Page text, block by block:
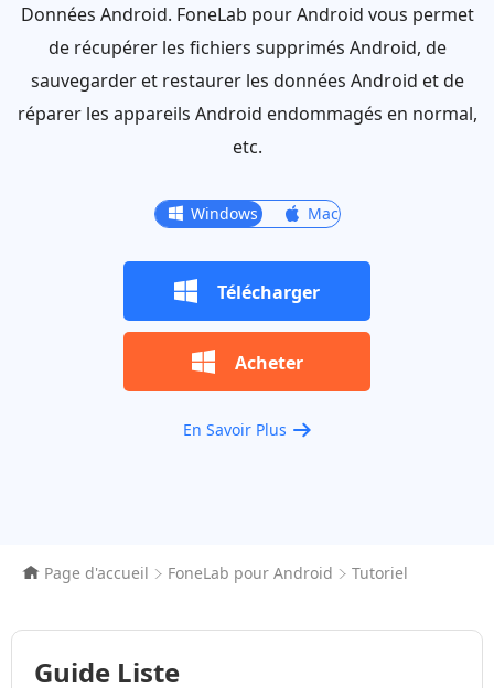
Données Android. FoneLab pour Android vous permet
de récupérer les fichiers supprimés Android, de
sauvegarder et restaurer les données Android et de
réparer les appareils Android endommagés en normal,
etc.
Windows Mac
Windows
Télécharger
Acheter
En Savoir Plus
Page d'accueil FoneLab pour Android Tutoriel
Guide Liste